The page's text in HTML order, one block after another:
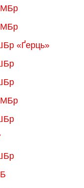
«Ґерць»